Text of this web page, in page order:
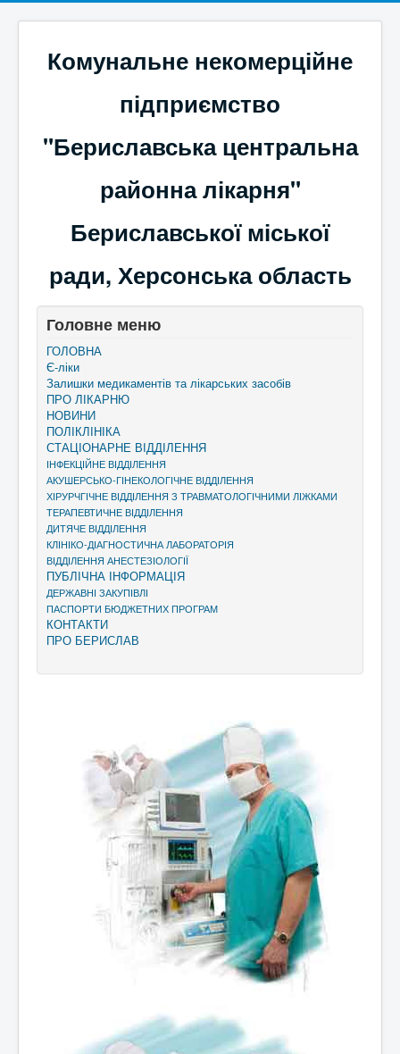
Комунальне некомерційне
підприємство
"Бериславська центральна
районна лікарня"
Бериславської міської
ради, Херсонська область
Головне меню
ГОЛОВНА
Є-ліки
Залишки медикаментів та лікарських засобів
ПРО ЛІКАРНЮ
НОВИНИ
ПОЛІКЛІНІКА
СТАЦІОНАРНЕ ВІДДІЛЕННЯ
ІНФЕКЦІЙНЕ ВІДДІЛЕННЯ
АКУШЕРСЬКО-ГІНЕКОЛОГІЧНЕ ВІДДІЛЕННЯ
ХІРУРЧГІЧНЕ ВІДДІЛЕННЯ З ТРАВМАТОЛОГІЧНИМИ ЛІЖКАМИ
ТЕРАПЕВТИЧНЕ ВІДДІЛЕННЯ
ДИТЯЧЕ ВІДДІЛЕННЯ
КЛІНІКО-ДІАГНОСТИЧНА ЛАБОРАТОРІЯ
ВІДДІЛЕННЯ АНЕСТЕЗІОЛОГІЇ
ПУБЛІЧНА ІНФОРМАЦІЯ
ДЕРЖАВНІ ЗАКУПІВЛІ
ПАСПОРТИ БЮДЖЕТНИХ ПРОГРАМ
КОНТАКТИ
ПРО БЕРИСЛАВ